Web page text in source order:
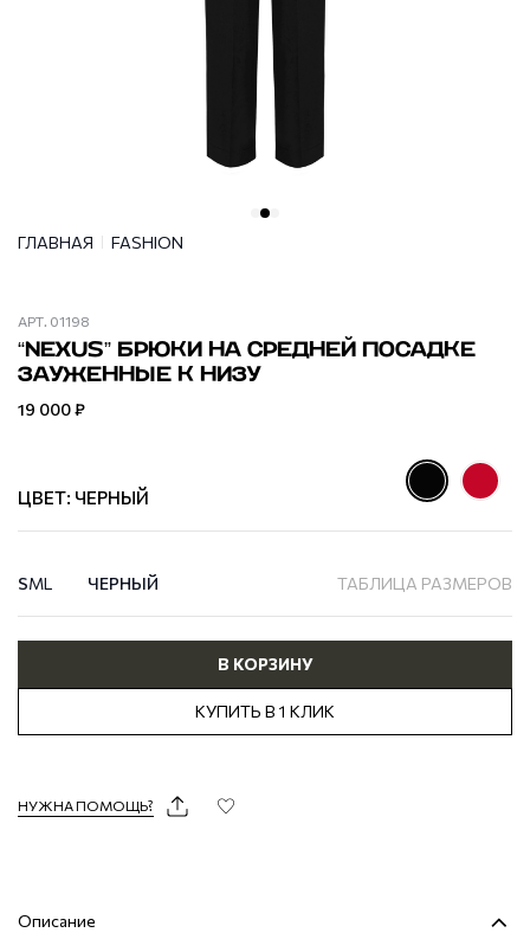
ГЛАВНАЯ FASHION
АРТ. 01198
“NEXUS” БРЮКИ НА СРЕДНЕЙ ПОСАДКЕ
ЗАУЖЕННЫЕ К НИЗУ
19 000 ₽
ЦВЕТ: ЧЕРНЫЙ
В КОРЗИНУ
КУПИТЬ В 1 КЛИК
SML ЧЕРНЫЙ ТАБЛИЦА РАЗМЕРОВ
НУЖНА ПОМОЩЬ?
Описание